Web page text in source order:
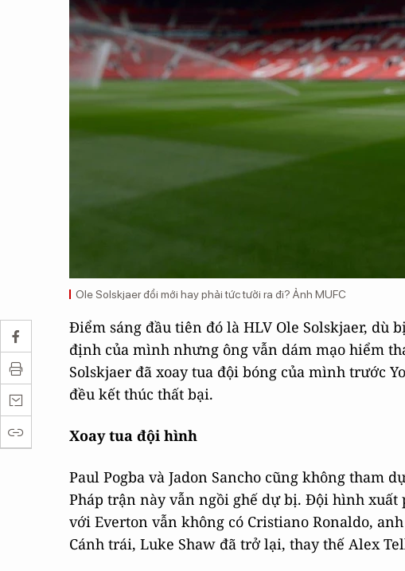
Ole Solskjaer đổi mới hay phải tức tưởi ra đi? Ảnh MUFC
Điểm sáng đầu tiên đó là HLV Ole Solskjaer,
định của mình nhưng ông vẫn dám mạo hiểm
Solskjaer đã xoay tua đội bóng của mình trước
đều kết thúc thất bại.
Xoay tua đội hình
Paul Pogba và Jadon Sancho cũng không
Pháp trận này vẫn ngồi ghế dự bị. Đội hình
với Everton vẫn không có Cristiano Ronaldo,
Cánh trái, Luke Shaw đã trở lại, thay thế Alex